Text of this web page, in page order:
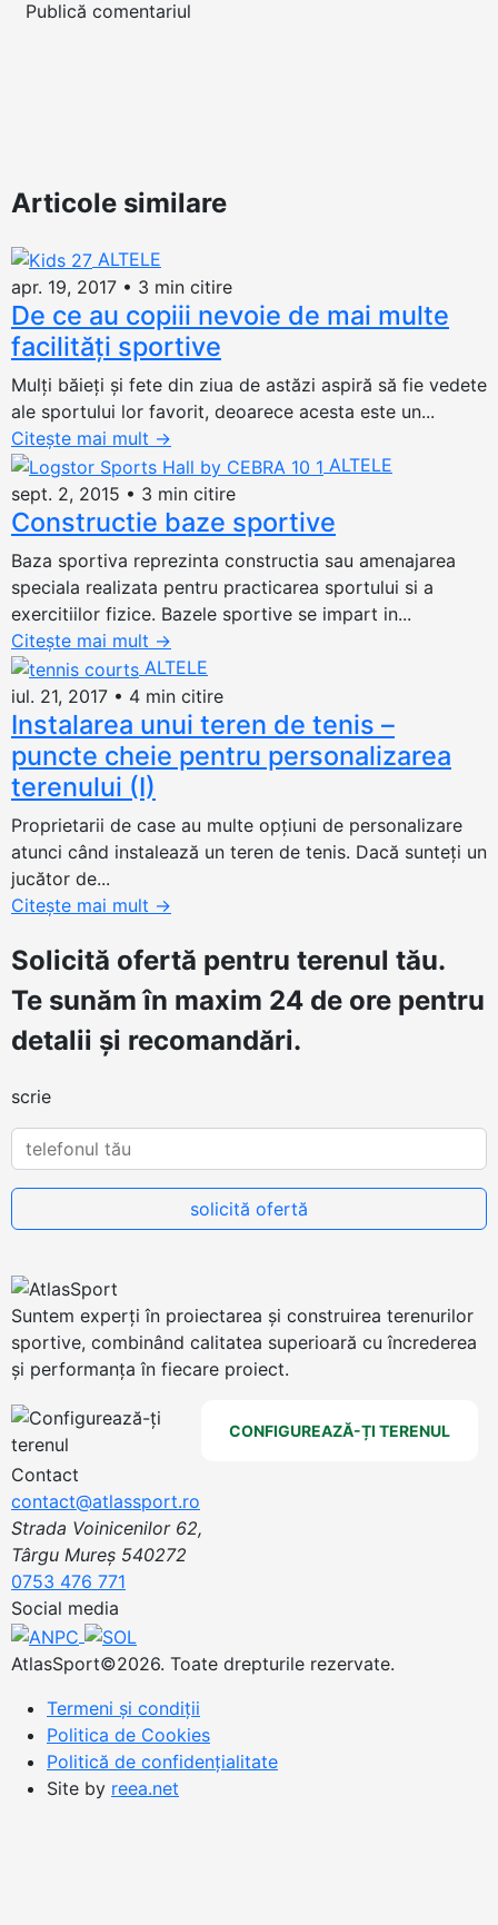
Articole similare
ALTELE
apr. 19, 2017 • 3 min citire
De ce au copiii nevoie de mai multe
facilități sportive
Mulţi băieţi şi fete din ziua de astăzi aspiră să fie vedete
ale sportului lor favorit, deoarece acesta este un...
Citește mai mult →
ALTELE
sept. 2, 2015 • 3 min citire
Constructie baze sportive
Baza sportiva reprezinta constructia sau amenajarea
speciala realizata pentru practicarea sportului si a
exercitiilor fizice. Bazele sportive se impart in...
Citește mai mult →
ALTELE
iul. 21, 2017 • 4 min citire
Instalarea unui teren de tenis –
puncte cheie pentru personalizarea
terenului (I)
Proprietarii de case au multe opţiuni de personalizare
atunci când instalează un teren de tenis. Dacă sunteţi un
jucător de...
Citește mai mult →
Solicită ofertă pentru terenul tău.
Te sunăm în maxim 24 de ore pentru
detalii și recomandări.
scrie
Suntem experți în proiectarea și construirea terenurilor
sportive, combinând calitatea superioară cu încrederea
și performanța în fiecare proiect.
CONFIGUREAZĂ-ȚI TERENUL
Contact
contact@atlassport.ro
Strada Voinicenilor 62,
Târgu Mureș 540272
0753 476 771
Social media
AtlasSport©2026. Toate drepturile rezervate.
Termeni și condiții
Politica de Cookies
Politică de confidențialitate
Site by reea.net